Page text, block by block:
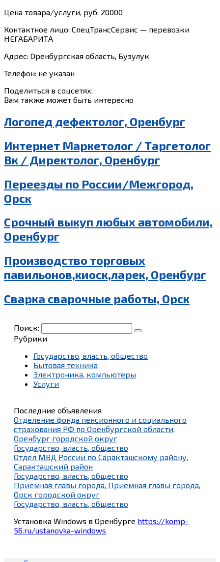
Цена товара/услуги, руб: 20000
Контактное лицо: СпецТрансСервис — перевозки
НЕГАБАРИТА
Адрес: Оренбургская область, Бузулук
Телефон: не указан
Поделиться в соцсетях:
Вам также может быть интересно
Логопед дефектолог, Оренбург
Интернет Маркетолог / Таргетолог
Вк / Директолог, Оренбург
Переезды по России/Межгород,
Орск
Срочный выкуп любых автомобили,
Оренбург
Производство торговых
павильонов,киоск,ларек, Оренбург
Сварка сварочные работы, Орск
Поиск:
Рубрики
Государство, власть, общество
Бытовая техника
Электроника, компьютеры
Услуги
Последние объявления
Отделение фонда пенсионного и социального
страхования РФ по Оренбургской области,
Оренбург городской округ
Государство, власть, общество
Отдел МВД России по Саракташскому району,
Саракташский район
Государство, власть, общество
Приемная главы города, Приемная главы города,
Орск городской округ
Государство, власть, общество
Установка Windows в Оренбурге https://komp-
56.ru/ustanovka-windows